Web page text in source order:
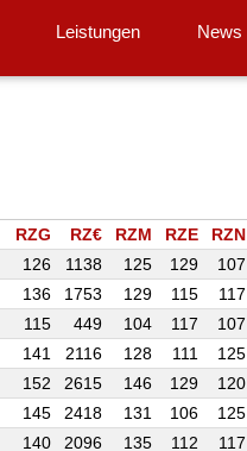
Leistungen News
RZG RZ€ RZM RZE RZN
126 1138 125 129 107
136 1753 129 115 117
115 449 104 117 107
141 2116 128 111 125
152 2615 146 129 120
145 2418 131 106 125
140 2096 135 112 117